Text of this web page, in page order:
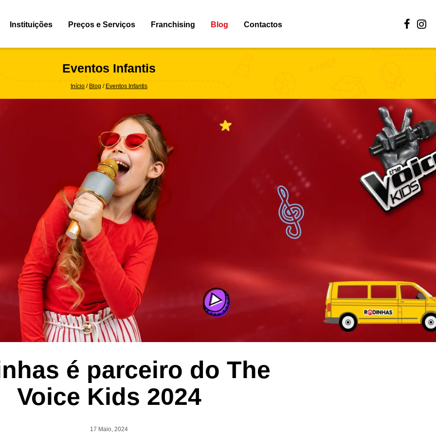
Instituições Preços e Serviços Franchising Blog Contactos
Eventos Infantis
Início Blog Eventos Infantis
é parceiro do The
Voice Kids 2024
17 Maio, 2024